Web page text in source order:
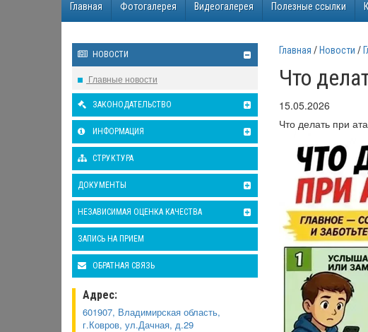
Главная Фотогалерея Видеогалерея Полезные ссылки
НОВОСТИ
Главные новости
ЗАКОНОДАТЕЛЬСТВО
ИНФОРМАЦИЯ
СТРУКТУРА
ДОКУМЕНТЫ
НЕЗАВИСИМАЯ ОЦЕНКА КАЧЕСТВА
ЗАПИСЬ НА ПРИЕМ
ОБРАТНАЯ СВЯЗЬ
Адрес:
601907, Владимирская область,
г.Ковров, ул.Дачная, д.29
Главная Новости
Что
15.05.2026
Что делать при